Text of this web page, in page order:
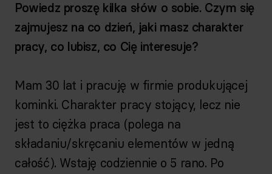
Powiedz proszę kilka słów o sobie. Czym się
zajmujesz na co dzień, jaki masz charakter
pracy, co lubisz, co Cię interesuje?
Mam 30 lat i pracuję w firmie produkującej
kominki. Charakter pracy stojący, lecz nie
jest to ciężka praca (polega na
składaniu/skręcaniu elementów w jedną
całość). Wstaję codziennie o 5 rano. Po